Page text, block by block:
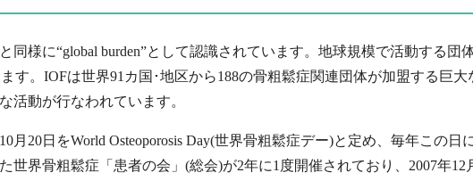
同様に“global burden”として認識されています。地球規模で活動する団
す。IOFは世界91カ国･地区から188の骨粗鬆症関連団体が加盟する巨
活動が行なわれています。
月20日をWorld Osteoporosis Day(世界骨粗鬆症デー)と定め、毎年この
世界骨粗鬆症「患者の会」(総会)が2年に1度開催されており、2007年